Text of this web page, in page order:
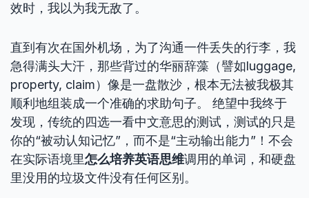
效时，我以为我无敌了。
直到有次在国外机场，为了沟通一件丢失的行李，我
急得满头大汗，那些背过的华丽辞藻（譬如luggage,
property, claim）像是一盘散沙，根本无法被我极其
顺利地组装成一个准确的求助句子。 绝望中我终于
发现，传统的四选一看中文意思的测试，测试的只是
你的“被动认知记忆”，而不是“主动输出能力”！不会
在实际语境里怎么培养英语思维调用的单词，和硬盘
里没用的垃圾文件没有任何区别。